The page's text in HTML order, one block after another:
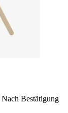
Nach Bestätigung